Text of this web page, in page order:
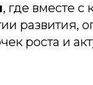
, где вместе с
развития,
роста и